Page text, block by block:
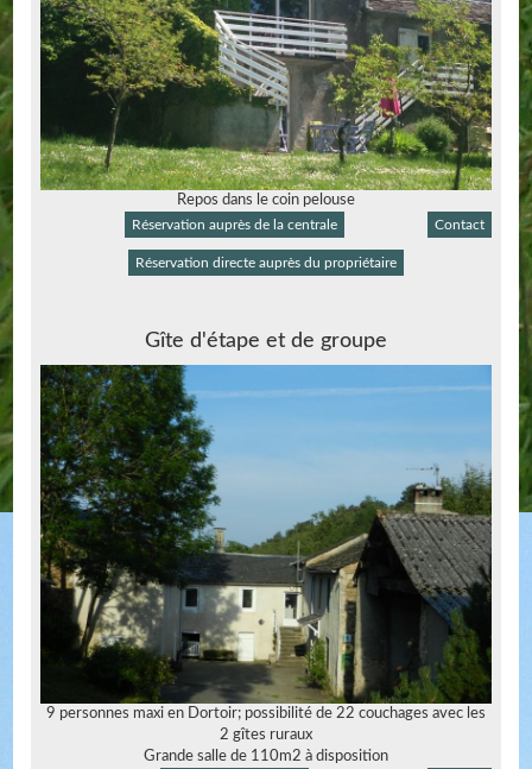
Repos dans le coin pelouse
Contact
Réservation auprès de la centrale
Réservation directe auprès du propriétaire
Gîte d'étape et de groupe
9 personnes maxi en Dortoir; possibilité de 22 couchages avec les
2 gîtes ruraux
Grande salle de 110m2 à disposition